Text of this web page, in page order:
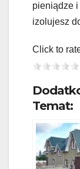
pieniądze i
izolujesz
Click to
Temat: